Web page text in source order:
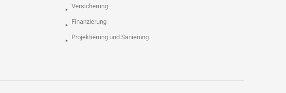
Versicherung
Finanzierung
Projektierung und Sanierung